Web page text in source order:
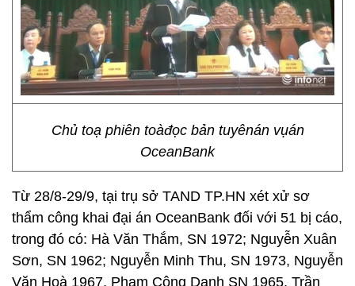
Chủ toạ phiên toàđọc bản tuyênán vụán
OceanBank
Từ 28/8-29/9, tại trụ sở TAND TP.HN xét xử sơ
thẩm công khai đại án OceanBank đối với 51 bị cáo,
trong đó có: Hà Văn Thắm, SN 1972; Nguyễn Xuân
Sơn, SN 1962; Nguyễn Minh Thu, SN 1973, Nguyễn
Văn Hoà 1967, Phạm Công Danh SN 1965, Trần